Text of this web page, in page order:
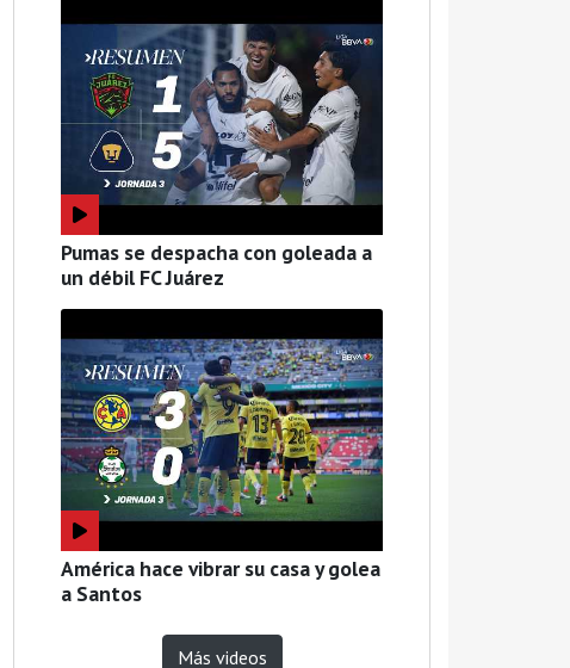
Pumas se despacha con goleada a
un débil FC Juárez
América hace vibrar su casa y golea
a Santos
Más videos